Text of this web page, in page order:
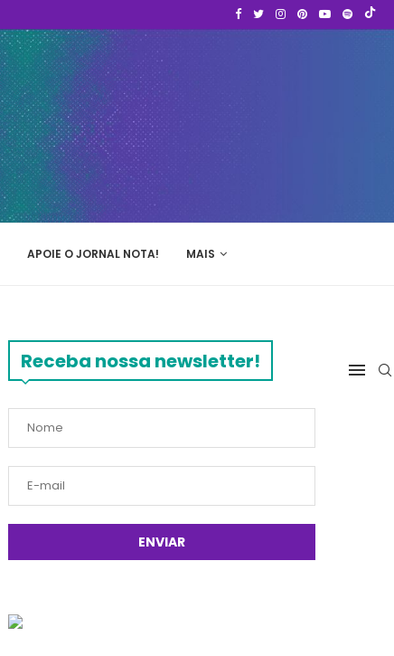
APOIE O JORNAL NOTA! MAIS
Receba nossa newsletter!